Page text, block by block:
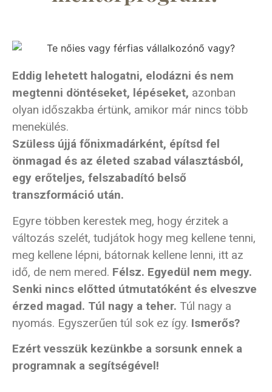
Eddig lehetett halogatni, elodázni és nem
megtenni döntéseket, lépéseket, azonban
olyan időszakba értünk, amikor már nincs több
menekülés.
Szüless újjá főnixmadárként, építsd fel
önmagad és az életed szabad választásból,
egy erőteljes, felszabadító belső
transzformáció után.
Egyre többen kerestek meg, hogy érzitek a
változás szelét, tudjátok hogy meg kellene tenni,
meg kellene lépni, bátornak kellene lenni, itt az
idő, de nem mered. Félsz. Egyedül nem megy.
Senki nincs előtted útmutatóként és elveszve
érzed magad. Túl nagy a teher. Túl nagy a
nyomás. Egyszerűen túl sok ez így. Ismerős?
Ezért vesszük kezünkbe a sorsunk ennek a
programnak a segítségével!